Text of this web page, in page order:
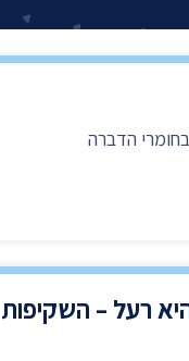
הדברה
רעל – השקיפות